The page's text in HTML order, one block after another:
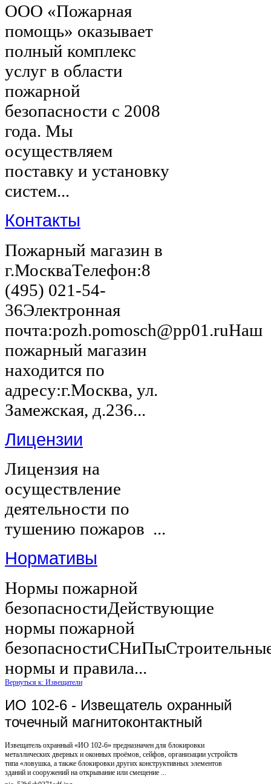
ООО «Пожарная
помощь» оказывает
полный комплекс
услуг в области
пожарной
безопасности с 2008
года. Мы
осуществляем
поставку и установку
систем...
Контакты
Пожарный магазин в
г.МоскваТелефон:8
(495) 021-54-
36Электронная
почта:pozh.pomosch@pp01.ruНаш
пожарный магазин
находится по
адресу:г.Москва, ул.
Замежская, д.236...
Лицензии
Лицензия на
осуществление
деятельности по
тушению пожаров ...
Нормативы
Нормы пожарной
безопасностиДействующие
нормы пожарной
нормы и правила...
Вернуться к: Извещатели
ИО 102-6 - Извещатель охранный
точечный магнитоконтактный
Извещатель охранный «ИО 102-6» предназначен для блокировки
металлических дверных и оконных проёмов, сейфов, организации устройств
типа «ловушка, а также блокировки других конструктивных элементов
зданий и сооружений на открывание или смещение ...